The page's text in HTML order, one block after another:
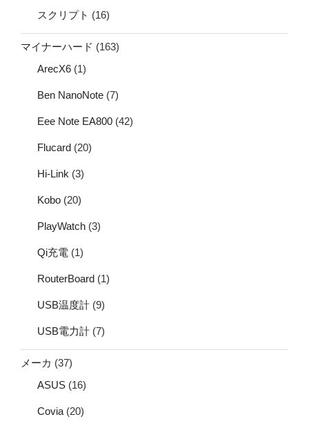
スクリプト (16)
マイナーハード (163)
ArecX6 (1)
Ben NanoNote (7)
Eee Note EA800 (42)
Flucard (20)
Hi-Link (3)
Kobo (20)
PlayWatch (3)
Qi充電 (1)
RouterBoard (1)
USB温度計 (9)
USB電力計 (7)
メーカ (37)
ASUS (16)
Covia (20)